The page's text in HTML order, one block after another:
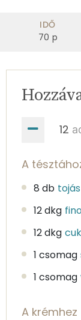
IDŐ
70 p
A
8 db tojás
12 dkg
12 dkg
1 csomag
1 csomag
A krémhez